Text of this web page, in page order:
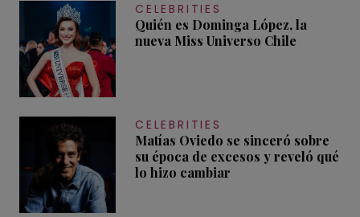
CELEBRITIES
Quién es Dominga López, la
nueva Miss Universo Chile
CELEBRITIES
Matías Oviedo se sinceró sobre
su época de excesos y reveló qué
lo hizo cambiar